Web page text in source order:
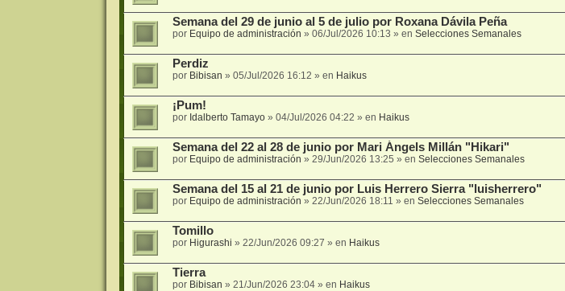
Semana del 29 de junio al 5 de julio por Roxana Dávila Peña
por Equipo de administración » 06/Jul/2026 10:13 » en Selecciones Semanales
Perdiz
por Bibisan » 05/Jul/2026 16:12 » en Haikus
¡Pum!
por Idalberto Tamayo» 04/Jul/2026 04:22 » en Haikus
Semana del 22 al 28 de junio por Mari Ángels Millán "Hikari"
por Equipo de administración » 29/Jun/2026 13:25 » en Selecciones Semanales
Semana del 15 al 21 de junio por Luis Herrero Sierra "luisherrero"
por Equipo de administración » 22/Jun/2026 18:11 » en Selecciones Semanales
Tomillo
por Higurashi » 22/Jun/2026 09:27 » en Haikus
Tierra
por Bibisan » 21/Jun/2026 23:04» en Haikus